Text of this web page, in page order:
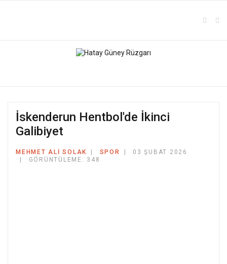
İskenderun Hentbol'de İkinci
Galibiyet
MEHMET ALI SOLAK SPOR
03 ŞUBAT 2026
GÖRÜNTÜLEME: 348